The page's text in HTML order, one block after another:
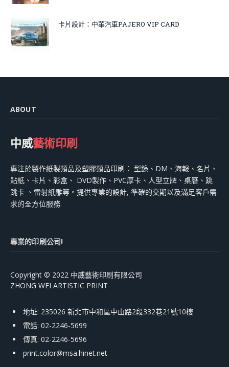
卡片設計：中華汽車PAJERO VIP CARD
ABOUT
中威藝術印刷
專注於製作紙製類品及塑膠類品印刷： 型錄、DM、海報、名片、
貼紙、卡片、彩盒、 DVD製作、PVC厚卡、人型立牌、桌曆、跳
跳卡 、雷射紙雕等。提供專業的設計, 準確的交期以及滿足客戶需
求的全方位服務.
專業的印刷公司!
Copyright © 2022 中威藝術印刷有限公司
ZHONG WEI ARTISTIC PRINT
地址: 235026 新北市中和區中山路2段332巷21號10樓
電話: 02-2246-5699
傳真: 02-2246-5696
print.color@msa.hinet.net